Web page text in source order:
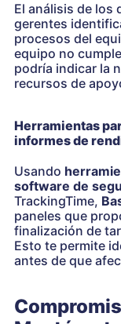
El análisis de los
gerentes
procesos del
equipo no
podría indicar la
recursos de
Herramientas
informes de
Usando
software de
TrackingTime,
paneles que
finalización de
Esto te permite
antes de que